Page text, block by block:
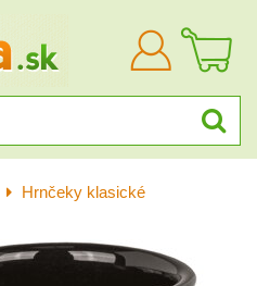
Prihlásiť
sa
Hrnčeky klasické